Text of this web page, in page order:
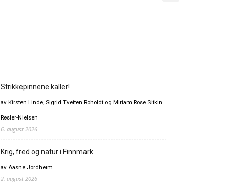
Strikkepinnene kaller!
av Kirsten Linde, Sigrid Tveiten Roholdt og Miriam Rose Sitkin
Røsler-Nielsen
6. august 2026
Krig, fred og natur i Finnmark
av Aasne Jordheim
2. august 2026